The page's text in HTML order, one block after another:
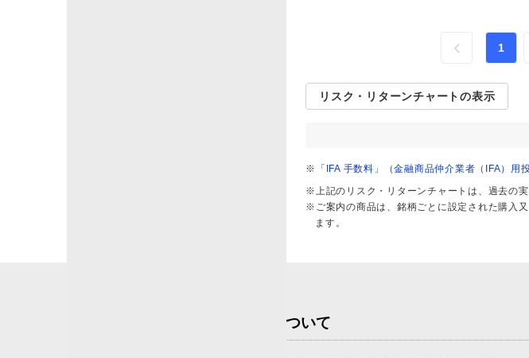
1
リスク・リターンチャートの表示
※
「IFA 手数料」（金融商品仲介業者（IFA）用
※上記のリスク・リターンチャートは、過去の
※ご案内の商品は、銘柄ごとに設定された購入
ます。
投資信託のリスクと費用について